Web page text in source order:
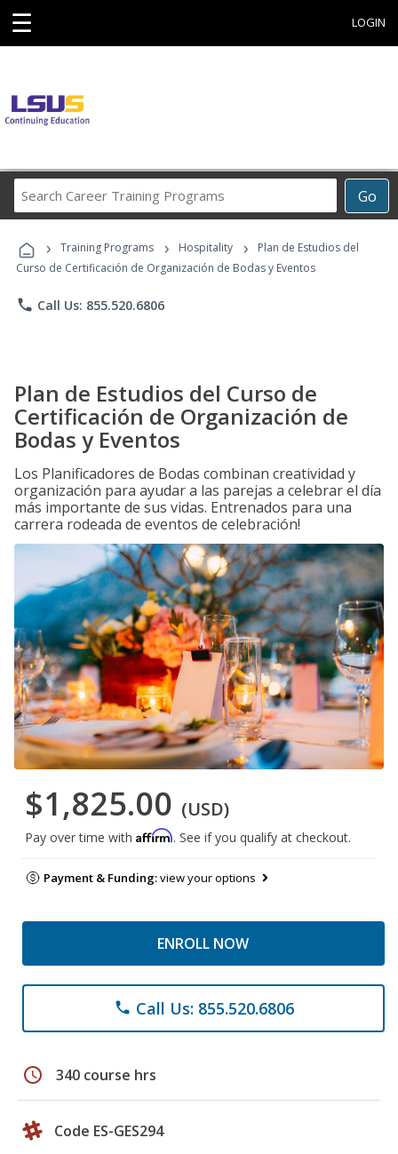
☰ LOGIN
Go
Career
Programs
› Training Programs › Hospitality ›
Plan de Estudios del
Curso de Certificación de Organización de Bodas y Eventos
phone Call Us: 855.520.6806
Plan de Estudios del Curso de
Certificación de Organización de
Bodas y Eventos
Los Planificadores de Bodas combinan creatividad y
organización para ayudar a las parejas a celebrar el día
más importante de sus vidas. Entrenados para una
carrera rodeada de eventos de celebración!
$1,825.00 (USD)
Pay over time with Affirm. See if you qualify at checkout.
Payment & Funding:view your options
ENROLL NOW
phone Call Us: 855.520.6806
schedule 340 course hrs
Code ES-GES294